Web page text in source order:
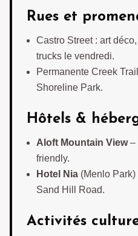
Rues et
Castro Street : art
trucks le vendredi.
Permanente Creek
Shoreline Park.
Hôtels &
Aloft Mountain View–
friendly.
Hotel Nia (Menlo
Sand Hill Road.
Activités